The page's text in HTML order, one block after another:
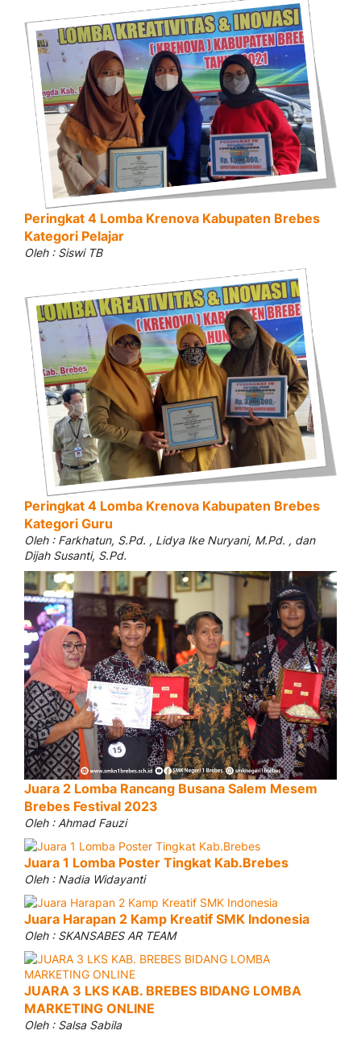
Peringkat 4 Lomba Krenova Kabupaten Brebes
Kategori Pelajar
Oleh : Siswi TB
Peringkat 4 Lomba Krenova Kabupaten Brebes
Kategori Guru
Oleh : Farkhatun, S.Pd. , Lidya Ike Nuryani, M.Pd. , dan
Dijah Susanti, S.Pd.
Juara 2 Lomba Rancang Busana Salem Mesem
Brebes Festival 2023
Oleh : Ahmad Fauzi
Juara 1 Lomba Poster Tingkat Kab.Brebes
Oleh : Nadia Widayanti
Juara Harapan 2 Kamp Kreatif SMK Indonesia
Oleh : SKANSABES AR TEAM
JUARA 3 LKS KAB. BREBES BIDANG LOMBA
MARKETING ONLINE
Oleh : Salsa Sabila